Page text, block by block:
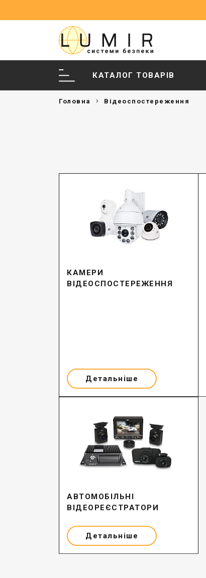
КАТАЛОГ ТОВАРІВ
Головна Відеоспостереження
КАМЕРИ
ВІДЕОСПОСТЕРЕЖЕННЯ
Детальніше
АВТОМОБІЛЬНІ
ВІДЕОРЕЄСТРАТОРИ
Детальніше